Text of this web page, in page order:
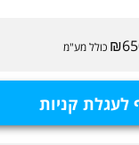
כולל מע"מ
לעגלת קניות